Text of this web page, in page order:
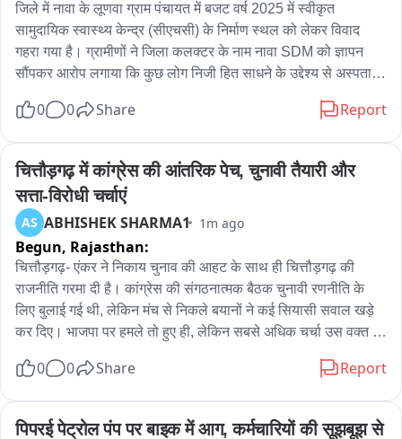
जिले में नावा के लूणवा ग्राम पंचायत में बजट वर्ष 2025 में स्वीकृत
सामुदायिक स्वास्थ्य केन्द्र (सीएचसी) के निर्माण स्थल को लेकर विवाद
गहरा गया है। ग्रामीणों ने जिला कलक्टर के नाम नावा SDM को ज्ञापन
सौंपकर आरोप लगाया कि कुछ लोग निजी हित साधने के उद्देश्य से अस्पताल
प्राथमिक स्वास्थ्य केन्द्र से सटी निर्विवाद भूमि पहले से उपलब्ध है।
की सहमति दे चुका है। ऐसे में निजी भूमि का चयन भविष्य में कानूनी विवाद,
पहुंच मार्ग की समस्या तथा सरकारी धन के दुरुपयोग की आशंका पैदा करेगा।
उन्होंने पूर्व स्वास्थ्य केन्द्र परिसर एवं उससे सटी भूमि पर ही सीएचसी निर्माण
की मांग की। ग्रामीणों ने निर्माण स्थल चयन की निष्पक्ष जांच, ग्रामसभा की
सहमति तथा निजी भूमि पर निर्माण के प्रयासों पर तत्काल रोक लगाने की
मांग की है। साथ ही चेतावनी दी कि यदि जनभावनाओं के अनुरूप निर्णय नहीं
लिया गया तो क्षेत्रवासी आंदोलन के लिए मजबूर होंगे। इस दौरान काफी
संख्या में लूणवा ग्राम के ग्रामीण मौजूद रहे।
0 0 Share Report
चित्तौड़गढ़ में कांग्रेस की आंतरिक पेच, चुनावी तैयारी और
सत्ता-विरोधी चर्चाएं
AS ABHISHEK SHARMA1 1m ago
Begun, Rajasthan:
चित्तौड़गढ़- एंकर ने निकाय चुनाव की आहट के साथ ही चित्तौड़गढ़ की
राजनीति गरमा दी है। कांग्रेस की संगठनात्मक बैठक चुनावी रणनीति के
लिए बुलाई गई थी, लेकिन मंच से निकले बयानों ने कई सियासी सवाल खड़े
कर दिए। भाजपा पर हमले तो हुए ही, लेकिन सबसे अधिक चर्चा उस वक्त हुई
किए गए। यानी चुनावी रण से पहले कांग्रेस ने विरोधियों के साथ-साथ अपने
अध्यक्ष प्रमोद सिसोदिया ने कार्यकर्ताओं से बूथ स्तर तक संगठन मजबूत
0 0 Share Report
पिपरई पेट्रोल पंप पर बाइक में आग, कर्मचारियों की सूझबूझ से